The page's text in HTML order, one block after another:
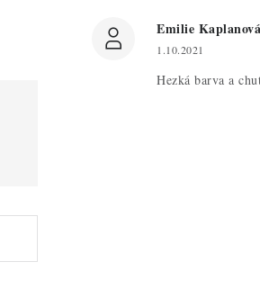
Emilie Kaplanová
1.10.2021
Hezká barva a